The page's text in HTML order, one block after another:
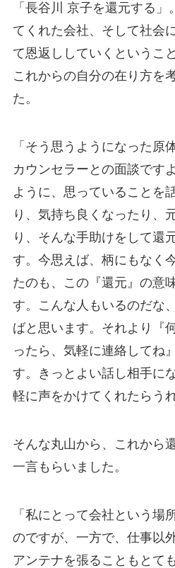
「長谷川 京子を還元する
てくれた会社、そして社会
て恩返ししていくというこ
これからの自分の在り方を
た。
「そう思うようになった原
カウンセラーとの面談です
ように、思っていることを
り、気持ち良くなったり、
り、そんな手助けをして還
す。今思えば、柄にもなく
たのも、この『還元』の意
す。こんな人もいるのだな
ばと思います。それより『
ったら、気軽に連絡してね
す。きっとよい話し相手に
軽に声をかけてくれたらう
そんな丸山から、これから
一言もらいました。
「私にとって会社という場
のですが、一方で、仕事以
アンテナを張ることもとて